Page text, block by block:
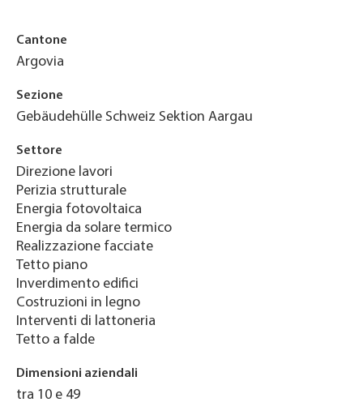
Cantone
Argovia
Sezione
Gebäudehülle Schweiz Sektion Aargau
Settore
Direzione lavori
Perizia strutturale
Energia fotovoltaica
Energia da solare termico
Realizzazione facciate
Tetto piano
Inverdimento edifici
Costruzioni in legno
Interventi di lattoneria
Tetto a falde
Dimensioni aziendali
tra 10 e 49